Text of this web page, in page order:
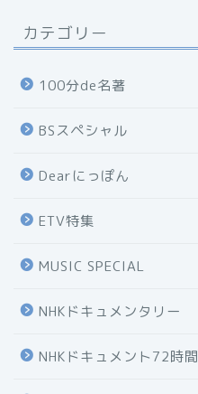
カテゴリー
100分de名著
BSスペシャル
Dearにっぽん
ETV特集
MUSIC SPECIAL
NHKドキュメンタリー
NHKドキュメント72時間